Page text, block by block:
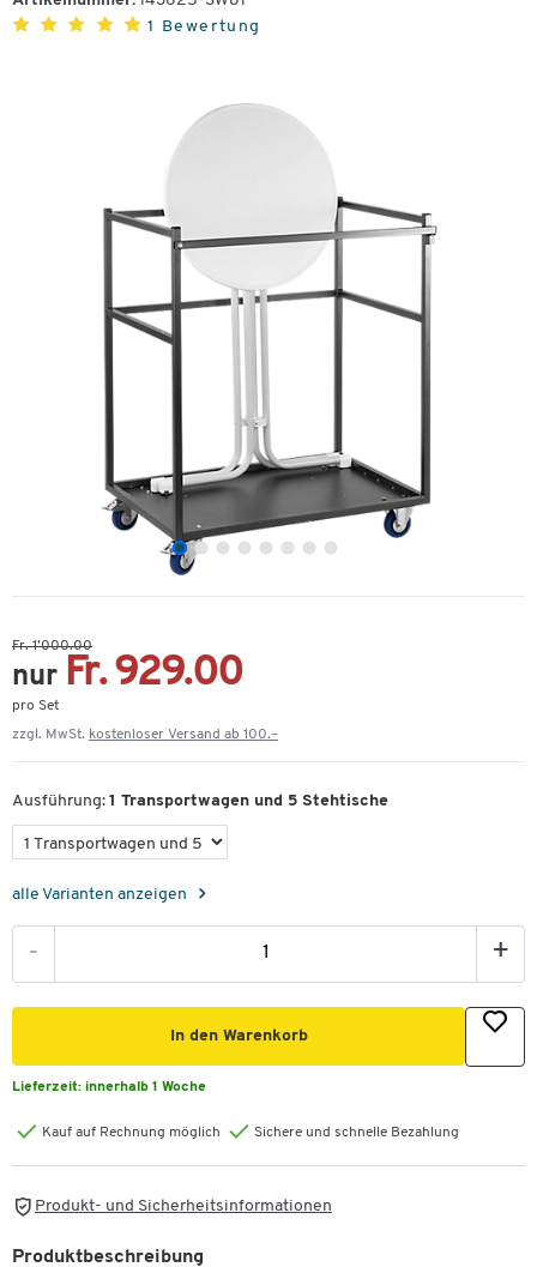
1 Bewertung
Fr. 1’000.00
nur Fr. 929.00
pro Set
zzgl. MwSt. kostenloser Versand ab 100.–
Ausführung: 1 Transportwagen und 5 Stehtische
alle Varianten anzeigen
- +
In den Warenkorb
Lieferzeit: innerhalb 1 Woche
Kauf auf Rechnung möglich Sichere und schnelle Bezahlung
Produkt- und Sicherheitsinformationen
Produktbeschreibung